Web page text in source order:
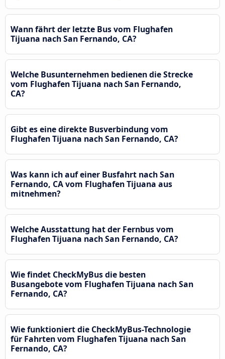
Wann fährt der letzte Bus vom Flughafen
Tijuana nach San Fernando, CA?
Welche Busunternehmen bedienen die Strecke
vom Flughafen Tijuana nach San Fernando,
CA?
Gibt es eine direkte Busverbindung vom
Flughafen Tijuana nach San Fernando, CA?
Was kann ich auf einer Busfahrt nach San
Fernando, CA vom Flughafen Tijuana aus
mitnehmen?
Welche Ausstattung hat der Fernbus vom
Flughafen Tijuana nach San Fernando, CA?
Wie findet CheckMyBus die besten
Busangebote vom Flughafen Tijuana nach San
Fernando, CA?
Wie funktioniert die CheckMyBus-Technologie
für Fahrten vom Flughafen Tijuana nach San
Fernando, CA?